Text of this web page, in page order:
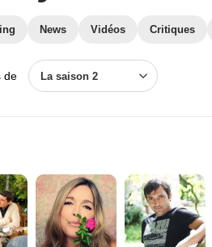
News Vidéos Critiques
de La saison 2